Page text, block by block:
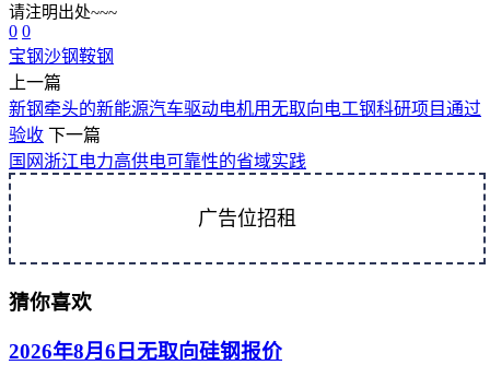
请注明出处~~~
0 0
宝钢沙钢鞍钢
上一篇
新钢牵头的新能源汽车驱动电机用无取向电工钢科研项目通过
验收 下一篇
国网浙江电力高供电可靠性的省域实践
广告位招租
猜你喜欢
2026年8月6日无取向硅钢报价